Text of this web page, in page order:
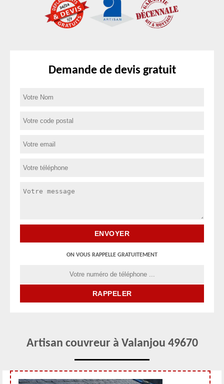
Demande de devis gratuit
ON VOUS RAPPELLE GRATUITEMENT
Artisan couvreur à Valanjou 49670